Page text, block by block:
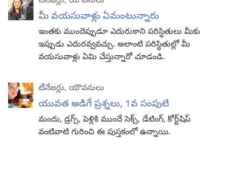
మీ వయసువాళ్లు ఏమంటున్నారు
ఇంతకు ముందెప్పుడూ ఎదురుకాని పరిస్థితులు మీకు
ఇప్పుడు ఎదురవ్వవచ్చు. అలాంటి పరిస్థితుల్లో మీ
వయసువాళ్లు ఏమి చేస్తున్నారో చూడండి.
టీనేజర్లు, యౌవనులు
యువత అడిగే ప్రశ్నలు, 1వ సంపుటి
మందు, డ్రగ్స్‌, పెళ్లికి ముందే సెక్స్‌, డేటింగ్‌, కోర్ట్‌షిప్‌
వంటివాటి గురించి ఈ పుస్తకంలో ఉన్నాయి.